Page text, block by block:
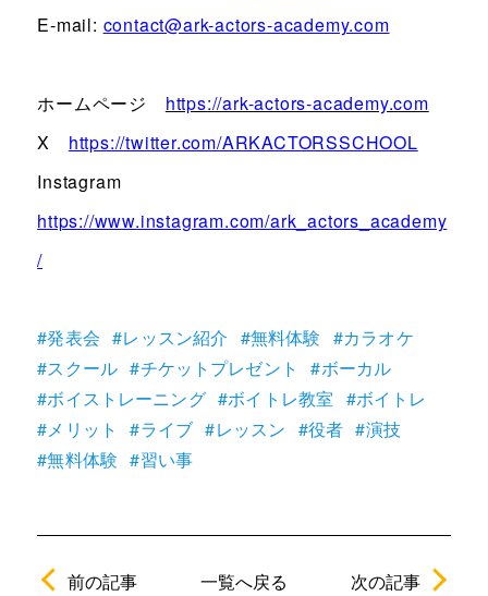
E-mail: contact@ark-actors-academy.com
ホームページ https://ark-actors-academy.com
X https://twitter.com/ARKACTORSSCHOOL
Instagram
https://www.instagram.com/ark_actors_academy
/
#発表会 #レッスン紹介 #無料体験 #カラオケ
#スクール #チケットプレゼント
#ボーカル
#ボイストレーニング #ボイトレ教室 #ボイトレ
#メリット
#ライブ #レッスン #役者 #演技
#無料体験 #習い事
前の記事 一覧へ戻る 次の記事